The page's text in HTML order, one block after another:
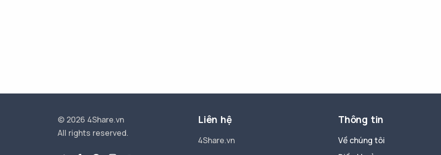
© 2026 4Share.vn
All rights reserved.
Liên hệ
4Share.vn
Thông tin
Về chúng tôi